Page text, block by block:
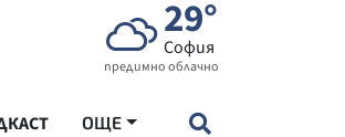
29°
София
предимно облачно
ОЩЕ